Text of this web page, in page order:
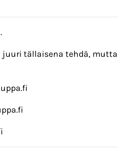
tällaisena tehdä,